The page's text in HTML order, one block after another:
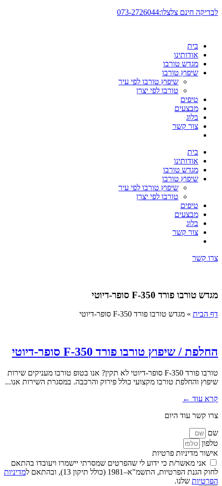
דלג
לבדיקה חינם צלצלו:073-2726044
בית
אודותינו
מגדש טורבו
שיפוץ טורבו
שיפוץ טורבו לפי עיר
טורבו לפי יצרן
טיפים
מבצעים
בלוג
צור קשר
בית
אודותינו
מגדש טורבו
שיפוץ טורבו
שיפוץ טורבו לפי עיר
טורבו לפי יצרן
טיפים
מבצעים
בלוג
צור קשר
צרו קשר
מגדש טורבו פורד F-350 סופר-דיוטי
דף הבית » מגדש טורבו פורד F-350 סופר-דיוטי
החלפת / שיפוץ טורבו פורד F-350 סופר-דיוטי
טורבו פורד F-350 סופר-דיוטי לא תקין? אנו בטופ טורבו מעניקים שירות
שיפוץ והחלפת טורבו מקצועי כולל פירוק והרכבה. במסגרת השירות אנו...
קרא עוד ←
צרו קשר עוד היום
שם
טלפון
אישור מדיניות פרטיות
אני מאשר/ת כי ידוע לי שהפרטים שמסרתי יישמרו ויעובדו בהתאם
לחוק הגנת הפרטיות, התשמ"א–1981 (כולל תיקון 13), ובהתאם ל
מדיניות
הפרטיות שלנו.